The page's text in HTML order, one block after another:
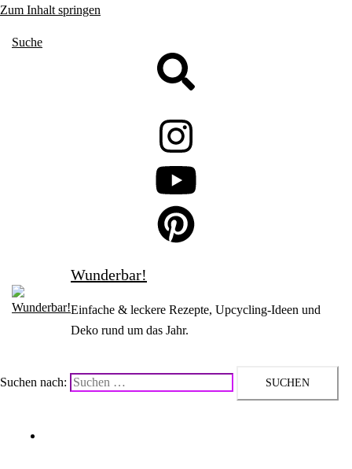
Zum Inhalt springen
Suche
Wunderbar!
Einfache & leckere Rezepte, Upcycling-Ideen und
Deko rund um das Jahr.
Suchen nach: